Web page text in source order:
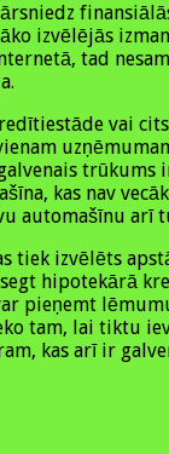
izvēlējās
tad
vai
kas nav
automašīnu arī
tiek izvēlēts
hipotekārā
pieņemt
tam, lai tiktu
kas arī ir